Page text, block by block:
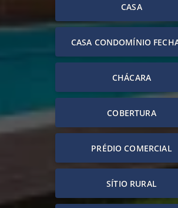
CASA
CASA CONDOMÍNIO
CHÁCARA
COBERTURA
PRÉDIO COMERCIAL
SÍTIO RURAL